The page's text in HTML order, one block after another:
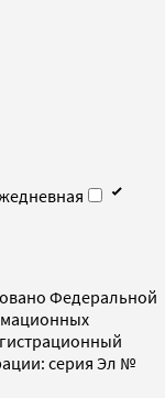
Федеральной
серия Эл №